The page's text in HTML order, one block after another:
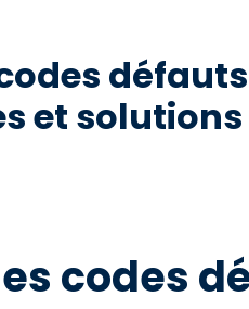
défauts
et solutions
codes